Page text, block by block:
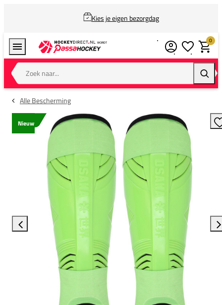
Kies je eigen bezorgdag
Zoek naar...
0
Alle Bescherming
Nieuw